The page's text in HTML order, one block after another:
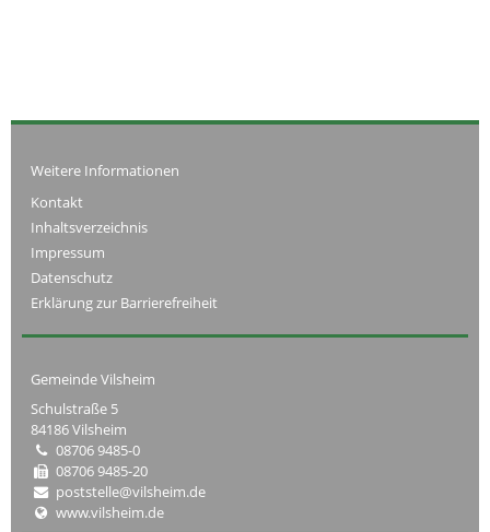
Weitere Informationen
Kontakt
Inhaltsverzeichnis
Impressum
Datenschutz
Erklärung zur Barrierefreiheit
Gemeinde Vilsheim
Schulstraße 5
84186 Vilsheim
08706 9485-0
08706 9485-20
poststelle@vilsheim.de
www.vilsheim.de